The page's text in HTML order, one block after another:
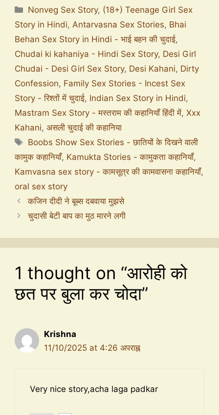
Nonveg Sex Story, (18+) Teenage Girl Sex
Story in Hindi, Antarvasna Sex Stories, Bhai
Behan Sex Story in Hindi - भाई बहन की चुदाई,
Chudai ki kahaniya - Hindi Sex Story, Desi Girl
Chudai - Desi Girl Sex Story, Desi Kahani, Dirty
Confession, Family Sex Stories - Incest Sex
Story - रिश्तों में चुदाई, Indian Sex Story in Hindi,
Mastram Sex Story - मस्तराम की कहानियाँ हिंदी में, Xxx
Kahani, असली चुदाई की कहानिया
Boobs Show Sex Stories - छातियों के दिखने वाली
कामुक कहानियाँ, Kamukta Stories - कामुकता कहानियाँ,
Kamvasna sex story - कामसूत्र की कामवासना कहानियाँ,
oral sex story
कजिन दीदी ने बूब्स दबवाया मुझसे
चुदासी बेटी बाप का मुठ मारने लगी
1 thought on “आरोही को
छत पर बुला कर चोदा”
Krishna
11/10/2025 at 4:26 अपराह्न
Very nice story,acha laga padkar